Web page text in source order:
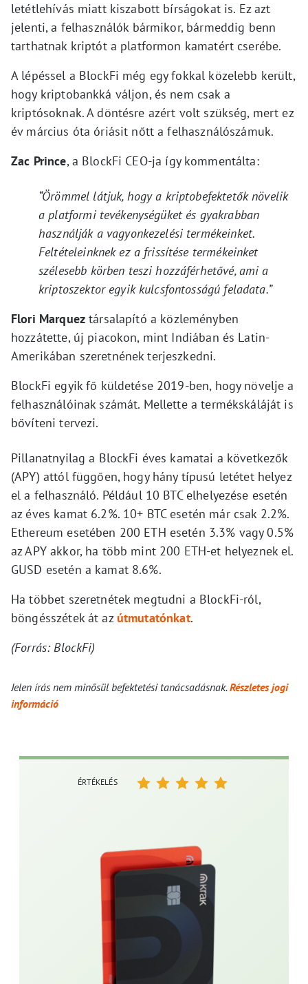
letétlehívás miatt kiszabott bírságokat is. Ez azt
jelenti, a felhasználók bármikor, bármeddig benn
tarthatnak kriptót a platformon kamatért cserébe.
A lépéssel a BlockFi még egy fokkal közelebb került,
hogy kriptobankká váljon, és nem csak a
kriptósoknak. A döntésre azért volt szükség, mert ez
év március óta óriásit nőtt a felhasználószámuk.
Zac Prince, a BlockFi CEO-ja így kommentálta:
“Örömmel látjuk, hogy a kriptobefektetők növelik
a platformi tevékenységüket és gyakrabban
használják a vagyonkezelési termékeinket.
Feltételeinknek ez a frissítése termékeinket
szélesebb körben teszi hozzáférhetővé, ami a
kriptoszektor egyik kulcsfontosságú feladata.”
Flori Marqueztársalapító a közleményben
hozzátette, új piacokon, mint Indiában és Latin-
Amerikában szeretnének terjeszkedni.
BlockFi egyik fő küldetése 2019-ben, hogy növelje a
felhasználóinak számát. Mellette a termékskáláját is
bővíteni tervezi.
Pillanatnyilag a BlockFi éves kamatai a következők
(APY) attól függően, hogy hány típusú letétet helyez
el a felhasználó. Például 10 BTC elhelyezése esetén
az éves kamat 6.2%. 10+ BTC esetén már csak 2.2%.
Ethereum esetében 200 ETH esetén 3.3% vagy 0.5%
az APY akkor, ha több mint 200 ETH-et helyeznek el.
GUSD esetén a kamat 8.6%.
Ha többet szeretnétek megtudni a BlockFi-ról,
böngésszétek át az útmutatónkat.
(Forrás: BlockFi)
Jelen írás nem minősül befektetési tanácsadásnak.Részletes jogi
információ
ÉRTÉKELÉS